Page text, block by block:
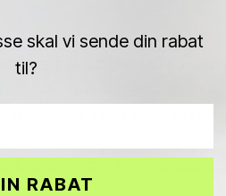
PRODUKTER
JEG BYTTE, HVIS
LANG ER
skal vi sende din rabat
til?
RABAT